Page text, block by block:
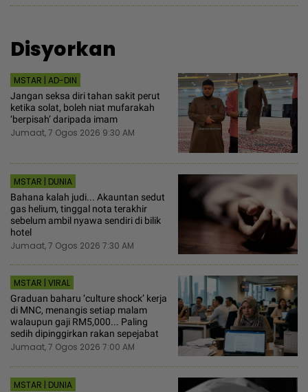
Disyorkan
MSTAR | AD-DIN
Jangan seksa diri tahan sakit perut
ketika solat, boleh niat mufarakah
‘berpisah’ daripada imam
Jumaat, 7 Ogos 2026 9:30 AM
MSTAR | DUNIA
Bahana kalah judi... Akauntan sedut
gas helium, tinggal nota terakhir
sebelum ambil nyawa sendiri di bilik
hotel
Jumaat, 7 Ogos 2026 7:30 AM
MSTAR | VIRAL
Graduan baharu ‘culture shock’ kerja
di MNC, menangis setiap malam
walaupun gaji RM5,000... Paling
sedih dipinggirkan rakan sepejabat
Jumaat, 7 Ogos 2026 7:00 AM
MSTAR | DUNIA